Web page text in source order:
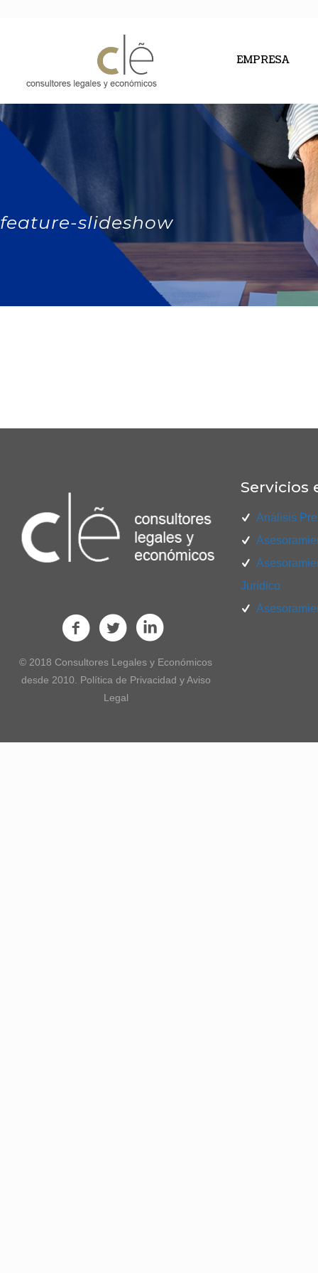
EMPRESA
feature-slideshow
© 2018 Consultores Legales y Económicos
desde 2010. Política de Privacidad y Aviso
Legal
Servicios
Análisis
Jurídico